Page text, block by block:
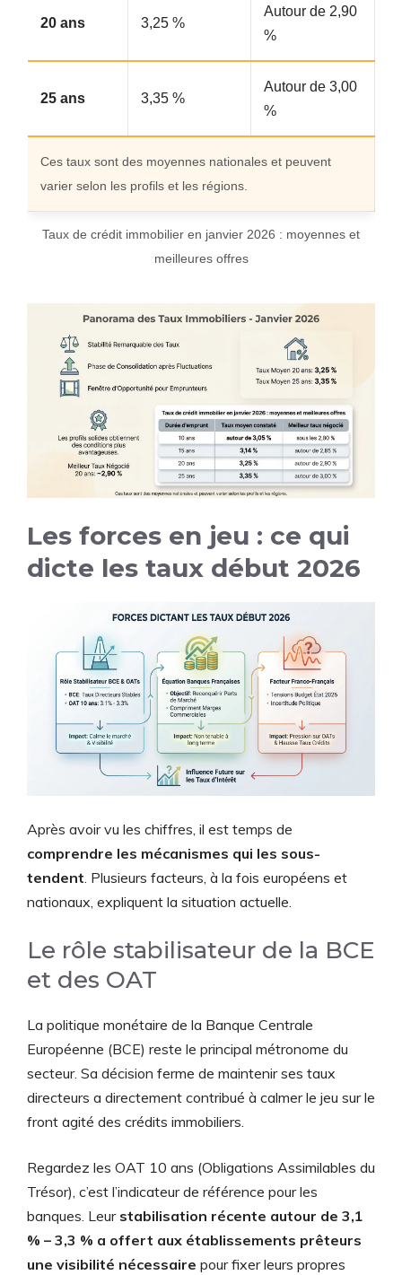
Taux de crédit immobilier en janvier 2026 : moyennes et
meilleures offres
20 ans 3,25 %
Autour de 2,90
%
25 ans 3,35 %
Autour de 3,00
%
Ces taux sont des moyennes nationales et peuvent
varier selon les profils et les régions.
Les forces en jeu : ce qui
dicte les taux début 2026
Après avoir vu les chiffres, il est temps de
comprendre les mécanismes qui les sous-
tendent. Plusieurs facteurs, à la fois européens et
nationaux, expliquent la situation actuelle.
Le rôle stabilisateur de la BCE
et des OAT
La politique monétaire de la Banque Centrale
Européenne (BCE) reste le principal métronome du
secteur. Sa décision ferme de maintenir ses taux
directeurs a directement contribué à calmer le jeu sur le
front agité des crédits immobiliers.
Regardez les OAT 10 ans (Obligations Assimilables du
Trésor), c’est l’indicateur de référence pour les
banques. Leur stabilisation récente autour de 3,1
% – 3,3 % a offert aux établissements prêteurs
une visibilité nécessaire pour fixer leurs propres